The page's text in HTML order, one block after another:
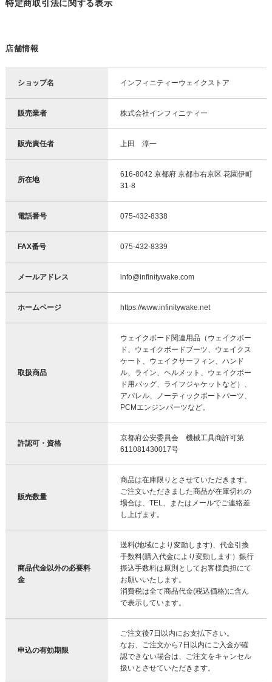
特定商取引法に関する表示
店舗情報
ショップ名 インフィニティーウェイクストア
販売業者 株式会社インフィニティー
販売責任者 上田 淳一
所在地
616-8042 京都府 京都市右京区 花園伊町
31-8
電話番号 075-432-8338
FAX番号 075-432-8339
メールアドレス info@infinitywake.com
ホームページ https://www.infinitywake.net
取扱商品
ウェイクボード関連用品（ウェイクボー
ド、ウェイクボードブーツ、ウェイクス
ケート、ウェイクサーフィン、ハンド
ル、ライン、ヘルメット、ウェイクボー
ド用バッグ、ライフジャケットなど）、
アパレル、ノーティックボートパーツ、
PCMエンジンパーツなど。
許認可・資格
京都府公安委員会 機械工具商許可第
611081430017号
販売数量
商品は在庫限りとさせていただきます。
ご注文いただきました商品が在庫切れの
場合は、TEL、またはメールでご連絡差
し上げます。
商品代金以外の必要料
金
送料(地域により変動します)、代金引換
手数料(購入代金により変動します）銀行
振込手数料は原則としてお客様負担にて
お願いいたします。
消費税は全て商品代金(税込価格)に含ん
で表示しています。
申込の有効期限
ご注文後7日以内にお支払下さい。
なお、ご注文から7日以内にご入金が確
認できない場合は、ご注文をキャンセル
扱いとさせていただきます。